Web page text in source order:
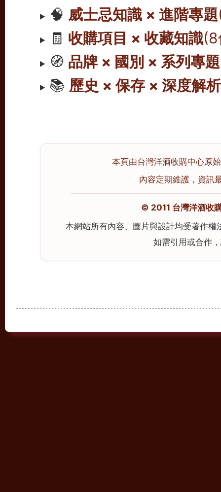
🧠 威士忌知識 × 進階專題
🧾 收購項目 × 收藏知識
🧭 品牌 × 國別 × 系列專題
📚 歷史 × 保存 × 深度解析
本頁由台灣洋酒收購中心原
內容定期維護，資訊
© 2011 台灣洋酒收
本網站所有內容、圖片與設計均受著作
如需引用或合作